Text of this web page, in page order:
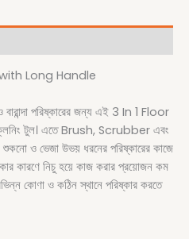
Long Handle
পরিষ্কারের জন্য এই 3 In 1 Floor
টুল। এতে Brush, Scrubber এবং
ও ভেজা উভয় ধরনের পরিষ্কারের কাজে
কারণে নিচু হয়ে কাজ করার প্রয়োজন কম
কোণা ও কঠিন স্থানে পরিষ্কার করতে